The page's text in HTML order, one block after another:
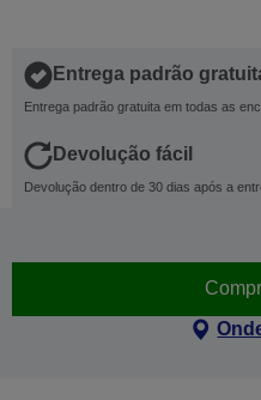
Entrega padrão
Entrega padrão gratuita em todas as
Devolução fácil
Devolução dentro de 30 dias após a